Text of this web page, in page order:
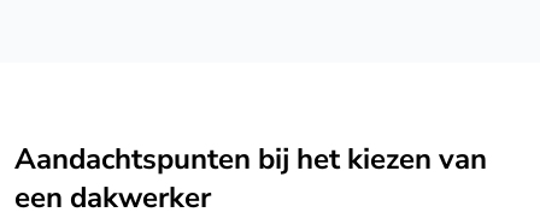
Aandachtspunten bij het kiezen van
een dakwerker